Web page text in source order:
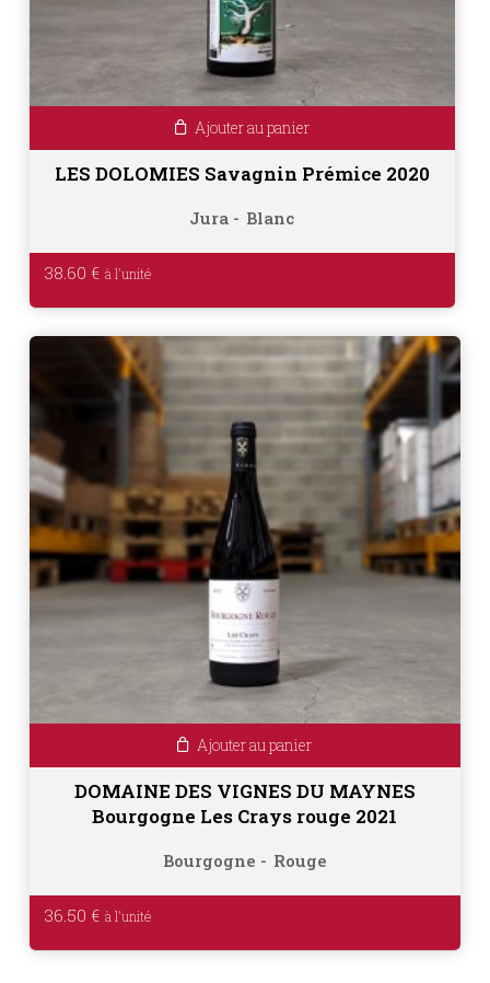
Ajouter au panier
LES DOLOMIES Savagnin Prémice 2020
Jura Blanc
38.60 €
Ajouter au panier
DOMAINE DES VIGNES DU MAYNES
Bourgogne Les Crays rouge 2021
Bourgogne Rouge
36.50 €